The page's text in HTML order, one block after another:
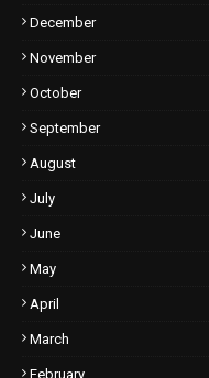
December
November
October
September
August
July
June
May
April
March
February